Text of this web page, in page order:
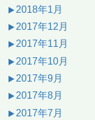
2018年1月
2017年12月
2017年11月
2017年10月
2017年9月
2017年8月
2017年7月